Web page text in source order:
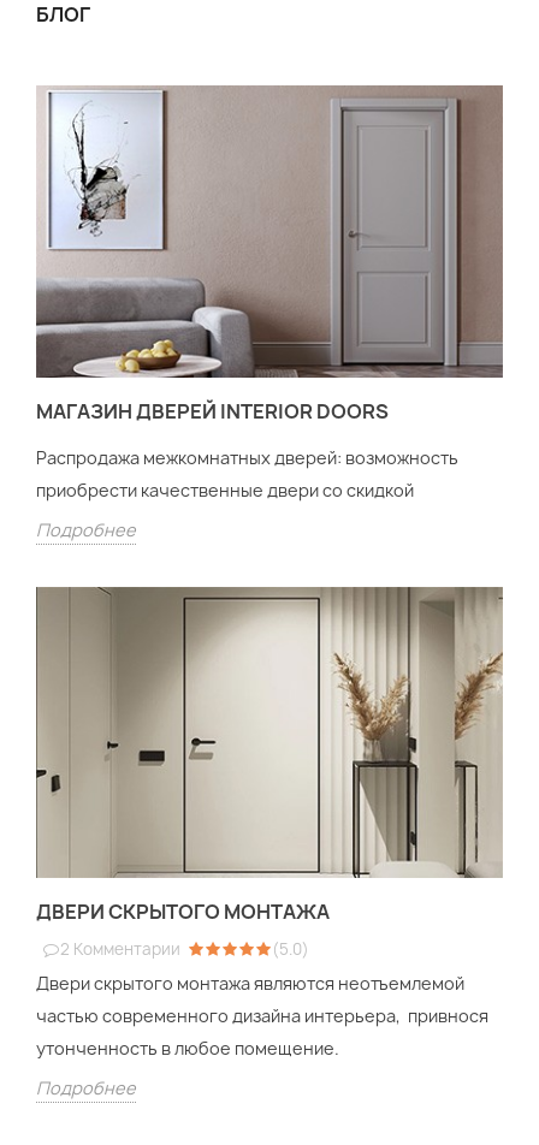
БЛОГ
МАГАЗИН ДВЕРЕЙ INTERIOR DOORS
Распродажа межкомнатных дверей: возможность
приобрести качественные двери со скидкой
Подробнее
ДВЕРИ СКРЫТОГО МОНТАЖА
2 Комментарии (5.0)
Двери скрытого монтажа являются неотъемлемой
частью современного дизайна интерьера, привнося
утонченность в любое помещение.
Подробнее